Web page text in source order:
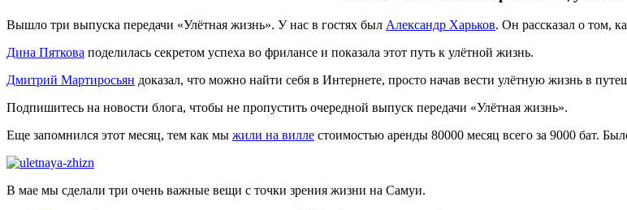
Вышло три выпуска передачи «Улётная жизнь». У нас в гостях был Александр Харьков. Он рассказал о том,
Дина Пяткова поделилась секретом успеха во фрилансе и показала этот путь к улётной жизнь.
Дмитрий Мартиросьян доказал, что можно найти себя в Интернете, просто начав вести улётную жизнь в
Подпишитесь на новости блога, чтобы не пропустить очередной выпуск передачи «Улётная жизнь».
Еще запомнился этот месяц, тем как мы жили на вилле стоимостью аренды 80000 месяц всего за 9000 бат.
В мае мы сделали три очень важные вещи с точки зрения жизни на Самуи.